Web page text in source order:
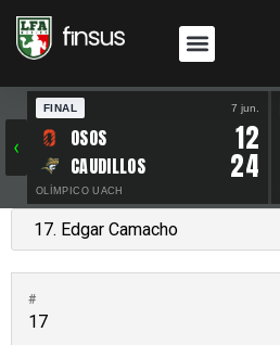
‹
FINAL 7 jun.
OSOS 12
CAUDILLOS 24
OLÍMPICO UACH
#
17